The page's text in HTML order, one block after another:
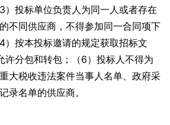
）投标单位负责人为同一人或者存在
不同供应商，不得参加同一合同项下
）按本投标邀请的规定获取招标文
许分包和转包；（6）投标人不得为
大税收违法案件当事人名单、政府采
录名单的供应商。